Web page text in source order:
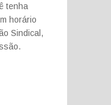
tenha
horário
Sindical,